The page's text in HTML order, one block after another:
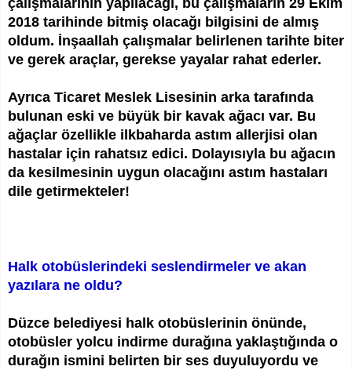
çalışmalarının yapılacağı, bu çalışmaların 29 Ekim
2018 tarihinde bitmiş olacağı bilgisini de almış
oldum. İnşaallah çalışmalar belirlenen tarihte biter
ve gerek araçlar, gerekse yayalar rahat ederler.
Ayrıca Ticaret Meslek Lisesinin arka tarafında
bulunan eski ve büyük bir kavak ağacı var. Bu
ağaçlar özellikle ilkbaharda astım allerjisi olan
hastalar için rahatsız edici. Dolayısıyla bu ağacın
da kesilmesinin uygun olacağını astım hastaları
dile getirmekteler!
Halk otobüslerindeki seslendirmeler ve akan
yazılara ne oldu?
Düzce belediyesi halk otobüslerinin önünde,
otobüsler yolcu indirme durağına yaklaştığında o
durağın ismini belirten bir ses duyuluyordu ve